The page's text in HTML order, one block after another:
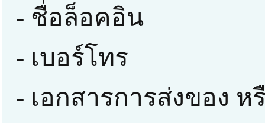
- ชื่อล็อคอิน
- เบอร์โทร
- เอกสารการส่งของ ห